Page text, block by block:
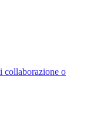
collaborazione o